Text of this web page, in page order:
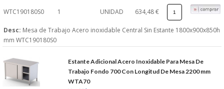
WTC190180S0 1 UNIDAD 634,48 €
Desc: Mesa de Trabajo Acero inoxidable Central Sin Estante 1800x900x850h
mm WTC190180S0
Estante Adicional Acero Inoxidable Para Mesa De
Trabajo Fondo 700 Con Longitud De Mesa 2200 mm
WTA70